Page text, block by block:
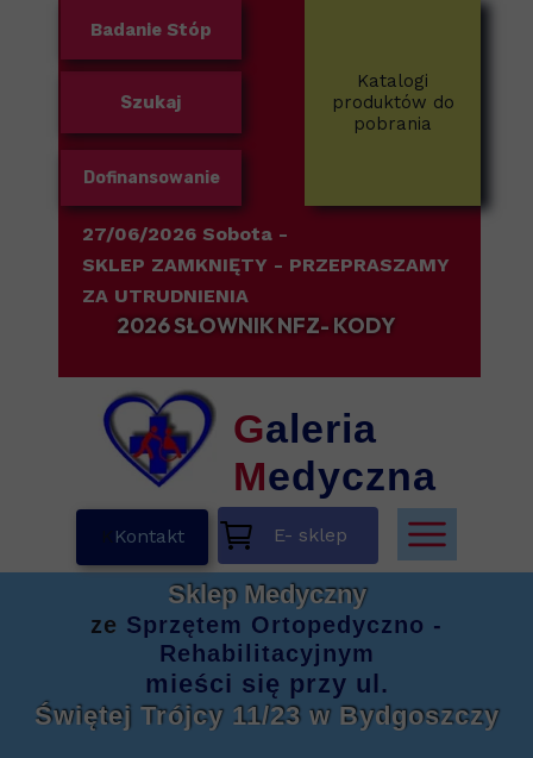
Kontakt
27/06/2026 Sobota -
SKLEP ZAMKNIĘTY - PRZEPRASZAMY
ZA UTRUDNIENIA
Galeria
Medyczna
Sklep Medyczny
ze Sprzętem Ortopedyczno -
Rehabilitacyjnym
mieści się przy ul.
Świętej Trójcy 11/23 w Bydgoszczy
E- sklep
Katalogi
produktów do
pobrania
2026 SŁOWNIK NFZ- KODY
Badanie Stóp
Szukaj
Dofinansowanie